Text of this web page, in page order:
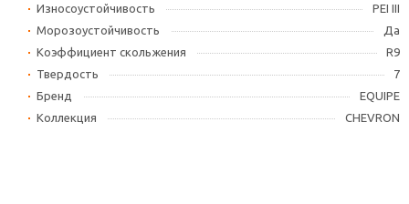
Износоустойчивость
PEI III
Морозоустойчивость
Да
Коэффициент скольжения
R9
Твердость
7
Бренд
EQUIPE
Коллекция
CHEVRON